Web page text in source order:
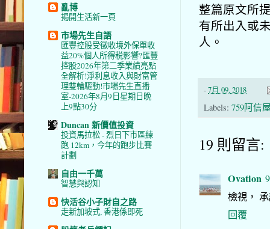
整篇原文所
有所出入或
人。
-7月 09, 2018
Labels: 759阿信
19 則留言:
Ovation
檢視，
回覆
亂博
揭開生活新一頁
市場先生自語
匯豐控股受徵收境外保單收
益20%個人所得税影響?匯豐
控股2026年第二季業績亮點
全解析!淨利息收入與財富管
理雙輪驅動!市場先生直播
室-2026年8月9日星期日晚
上9點30分
Duncan 新價值投資
投資馬拉松 - 烈日下市區練
跑 12km，今年的跑步比賽
計劃
自由一千萬
智慧與認知
快活谷小子財自之路
走新加坡式, 香港係即死